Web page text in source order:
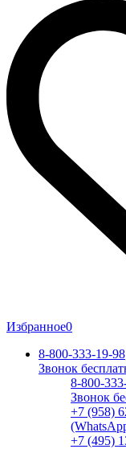
Избранное0
8-800-333-19-98
Звонок
8-800-
Звонок
+7 (958)
+7 (495)